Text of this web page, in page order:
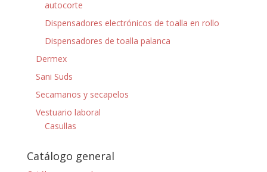
autocorte
Dispensadores electrónicos de toalla en rollo
Dispensadores de toalla palanca
Dermex
Sani Suds
Secamanos y secapelos
Vestuario laboral
Casullas
Catálogo general